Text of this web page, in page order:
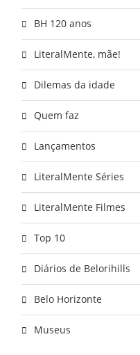
BH 120 anos
LiteralMente, mãe!
Dilemas da idade
Quem faz
Lançamentos
LiteralMente Séries
LiteralMente Filmes
Top 10
Diários de Belorihills
Belo Horizonte
Museus